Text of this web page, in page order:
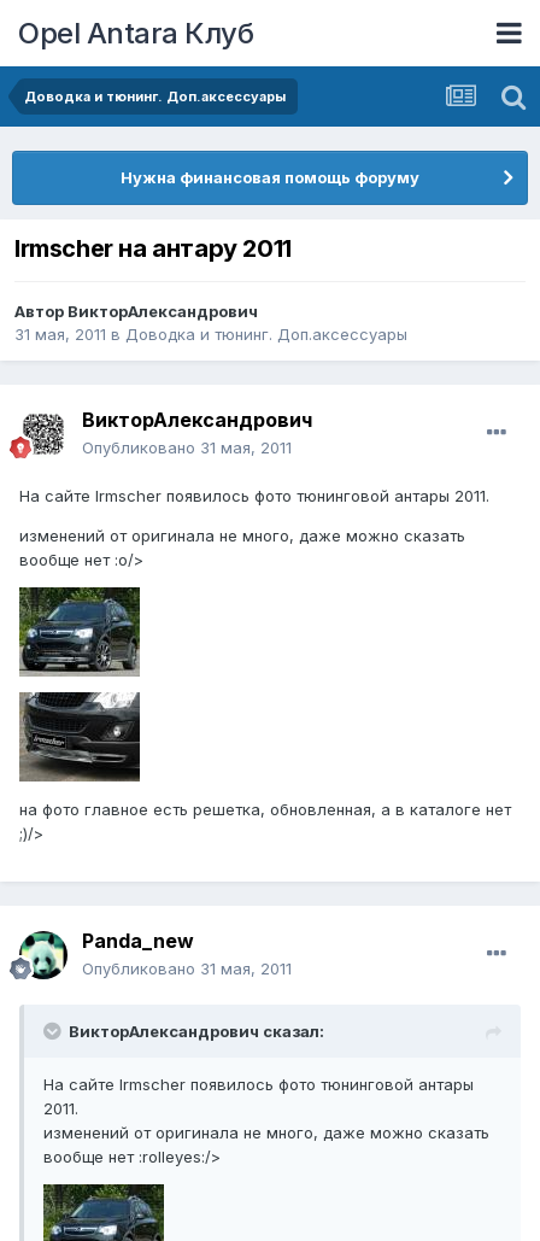
Opel Antara Клуб
Доводка и тюнинг. Доп.аксессуары
Нужна финансовая помощь форуму
Irmscher на антару 2011
Автор ВикторАлександрович
31 мая, 2011 в Доводка и тюнинг. Доп.аксессуары
ВикторАлександрович
Опубликовано 31 мая, 2011
На сайте Irmscher появилось фото тюнинговой антары 2011.
изменений от оригинала не много, даже можно сказать
вообще нет :o/>
на фото главное есть решетка, обновленная, а в каталоге нет
;)/>
Panda_new
Опубликовано 31 мая, 2011
ВикторАлександрович сказал:
На сайте Irmscher появилось фото тюнинговой антары
2011.
изменений от оригинала не много, даже можно сказать
вообще нет :rolleyes:/>